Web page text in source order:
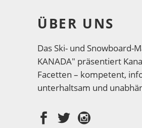
ÜBER UNS
Das Ski- und Snowboard-
KANADA" präsentiert
Facetten – kompetent,
unterhaltsam und